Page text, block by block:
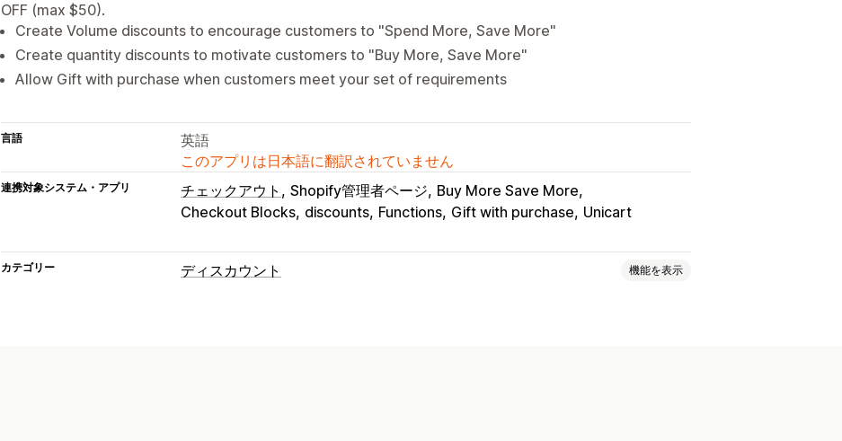
OFF (max $50).
Create Volume discounts to encourage customers to "Spend More, Save More"
Create quantity discounts to motivate customers to "Buy More, Save More"
Allow Gift with purchase when customers meet your set of requirements
言語
英語
このアプリは日本語に翻訳されていません
連携対象システム・アプリ チェックアウト Shopify管理者ページ Buy More Save More
Checkout Blocks discounts Functions Gift with purchase Unicart
カテゴリー ディスカウント 機能を表示